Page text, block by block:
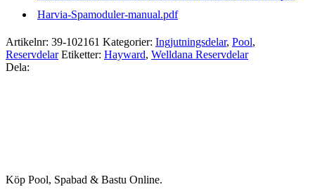
Harvia-Spamoduler-manual.pdf
Artikelnr: 39-102161 Kategorier: Ingjutningsdelar, Pool,
Reservdelar Etiketter: Hayward, Welldana Reservdelar
Dela:
Köp Pool, Spabad & Bastu Online.